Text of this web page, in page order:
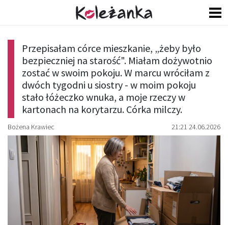
Przepisałam córce mieszkanie, „żeby było
bezpieczniej na starość". Miałam dożywotnio
zostać w swoim pokoju. W marcu wróciłam z
dwóch tygodni u siostry - w moim pokoju
stało łóżeczko wnuka, a moje rzeczy w
kartonach na korytarzu. Córka milczy.
Bożena Krawiec 21:21 24.06.2026